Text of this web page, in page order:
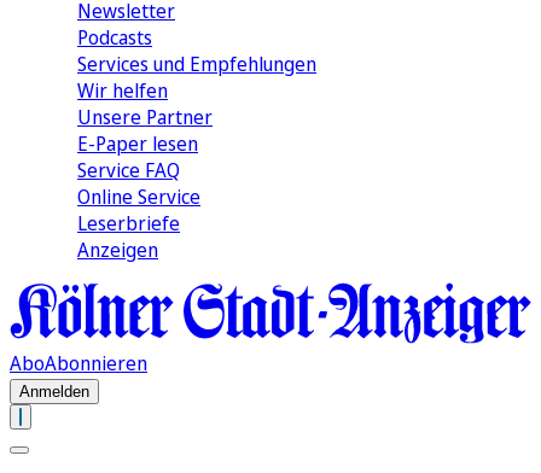
Newsletter
Podcasts
Services und Empfehlungen
Wir helfen
Unsere Partner
E-Paper lesen
Service FAQ
Online Service
Leserbriefe
Anzeigen
AboAbonnieren
Anmelden